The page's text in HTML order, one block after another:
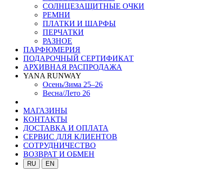
СОЛНЦЕЗАЩИТНЫЕ ОЧКИ
РЕМНИ
ПЛАТКИ И ШАРФЫ
ПЕРЧАТКИ
РАЗНОЕ
ПАРФЮМЕРИЯ
ПОДАРОЧНЫЙ СЕРТИФИКАТ
АРХИВНАЯ РАСПРОДАЖА
YANA RUNWAY
Осень/Зима 25–26
Весна/Лето 26
МАГАЗИНЫ
КОНТАКТЫ
ДОСТАВКА И ОПЛАТА
СЕРВИС ДЛЯ КЛИЕНТОВ
СОТРУДНИЧЕСТВО
ВОЗВРАТ И ОБМЕН
RU EN